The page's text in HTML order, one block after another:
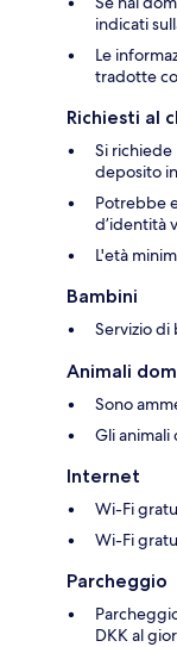
indicati
Le
tradotte
Richiesti al
Si
deposito
Potrebbe
d’identità
L'età
Bambini
Servizio di
Animali
Sono
Gli animali
Internet
Wi-Fi
Wi-Fi
Parcheggio
DKK al